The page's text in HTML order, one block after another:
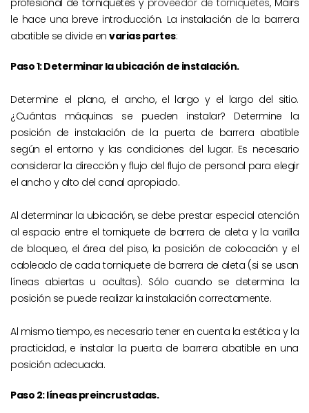
profesional de torniquetes y proveedor de torniquetes, Mairs
le hace una breve introducción. La instalación de la barrera
abatible se divide en varias partes:
Paso 1: Determinar la ubicación de instalación.
Determine el plano, el ancho, el largo y el largo del sitio.
¿Cuántas máquinas se pueden instalar? Determine la
posición de instalación de la puerta de barrera abatible
según el entorno y las condiciones del lugar. Es necesario
considerar la dirección y flujo del flujo de personal para elegir
el ancho y alto del canal apropiado.
Al determinar la ubicación, se debe prestar especial atención
al espacio entre el torniquete de barrera de aleta y la varilla
de bloqueo, el área del piso, la posición de colocación y el
cableado de cada torniquete de barrera de aleta (si se usan
líneas abiertas u ocultas). Sólo cuando se determina la
posición se puede realizar la instalación correctamente.
Al mismo tiempo, es necesario tener en cuenta la estética y la
practicidad, e instalar la puerta de barrera abatible en una
posición adecuada.
Paso 2: líneas preincrustadas.